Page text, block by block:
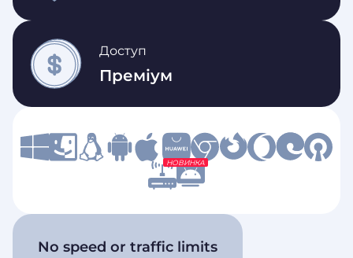
Доступ
Преміум
НОВИНКА
No speed or traffic limits